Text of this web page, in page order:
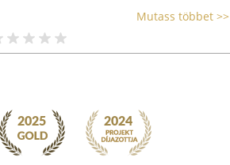
Mutass többet >>